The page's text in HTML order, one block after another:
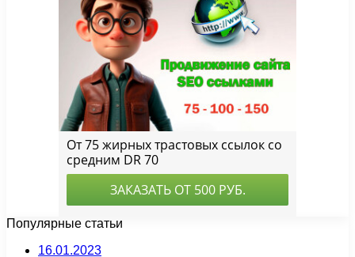
Популярные статьи
16.01.2023